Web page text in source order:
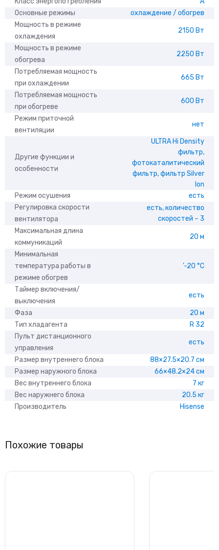
Основные режимы
охлаждение / обогрев
Мощность в режиме
охлаждения
2150 Вт
Мощность в режиме
обогрева
2250 Вт
Потребляемая мощность
при охлаждении
665 Вт
Потребляемая мощность
при обогреве
600 Вт
Режим приточной
вентиляции
нет
Другие функции и
особенности
ULTRA Hi Density
фильтр,
фотокаталитический
фильтр, фильтр Silver
Ion
Режим осушения
есть
Регулировка скорости
вентилятора
есть, количество
скоростей – 3
Максимальная длина
коммуникаций
20 м
Минимальная
температура работы в
режиме обогрев
'-20 °С
Таймер включения/
выключения
есть
Фаза
20 м
Тип хладагента
R 32
Пульт дистанционного
управления
есть
Размер внутреннего блока
88×27.5×20.7 см
Размер наружного блока
66×48.2×24 см
Вес внутреннего блока
7 кг
Вес наружнего блока
20.5 кг
Производитель
Hisense
Похожие товары